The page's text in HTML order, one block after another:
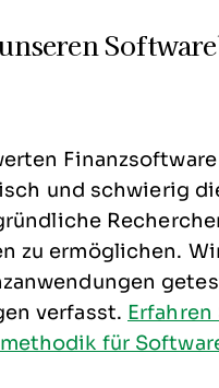
und schwierig
zu ermöglichen.
verfasst.
für